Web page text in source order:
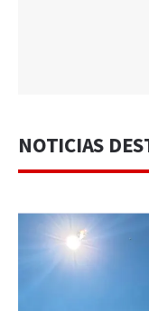
NOTICIAS